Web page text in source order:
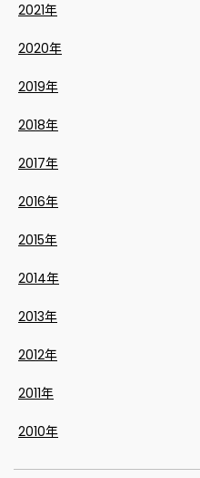
2021年
2020年
2019年
2018年
2017年
2016年
2015年
2014年
2013年
2012年
2011年
2010年